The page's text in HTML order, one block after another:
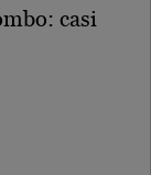
casi